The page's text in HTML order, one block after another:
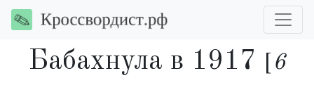
Бабахнула в 1917
6